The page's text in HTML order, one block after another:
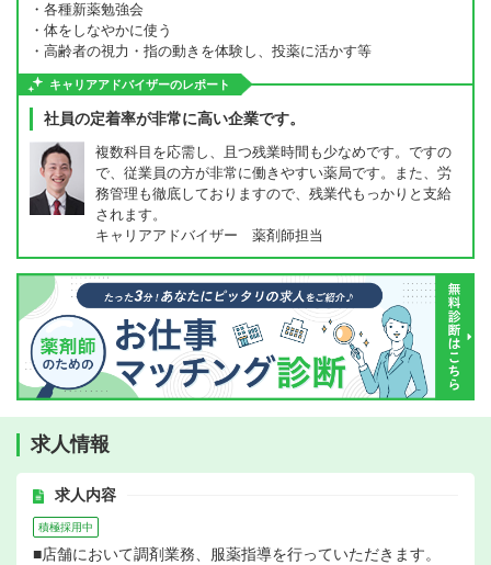
・各種新薬勉強会
・体をしなやかに使う
・高齢者の視力・指の動きを体験し、投薬に活かす等
キャリアアドバイザーのレポート
社員の定着率が非常に高い企業です。
複数科目を応需し、且つ残業時間も少なめです。ですの
で、従業員の方が非常に働きやすい薬局です。また、労
務管理も徹底しておりますので、残業代もっかりと支給
されます。
キャリアアドバイザー 薬剤師担当
求人情報
求人内容
積極採用中
■店舗において調剤業務、服薬指導を行っていただきます。